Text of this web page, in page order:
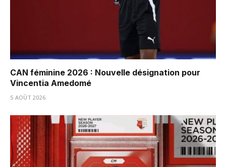
CAN féminine 2026 : Nouvelle désignation pour
Vincentia Amedomé
5 AOÛT 2026